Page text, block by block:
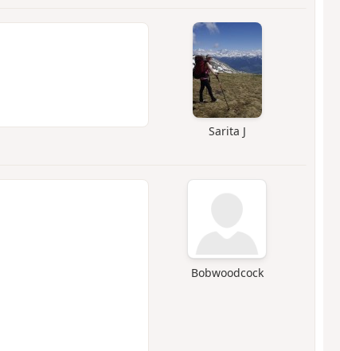
Sarita J
Bobwoodcock